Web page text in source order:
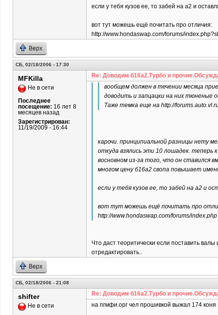
если у тебя кузов ее, то забей на а2 и
вот тут можешь ещё почитать про отличия:
http://www.hondaswap.com/forums/
Верх
СБ, 02/18/2006 - 17:30
MFKilla
Не в сети
Последнее
посещение: 16 лет 8
месяцев назад
Зарегистрирован:
11/19/2009 - 16:44
Re: Доводим б16а2.Турбо и
вообщем должен в течении месяца
доводить и запцацки на них тюненые
Таже темка еще на http://
карочи. принципиальной разницы нету
откуда взялись эти 10 лошадек. теперь
восновном из-за того, что он ставился
многом цену б16а2 свопа повышает
если у тебя кузов ее, то забей на а2 и
вот тут можешь ещё почитать про
http://www.hondaswap.com/forums/
Что даст теоритически если поставить
отредактировать..
Верх
СБ, 02/18/2006 - 21:08
shifter
Не в сети
Re: Доводим б16а2.Турбо и
на пгмфи.орг чел прошивкой выжал 174 коня